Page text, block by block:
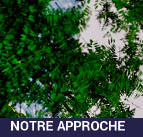
NOTRE APPROCHE